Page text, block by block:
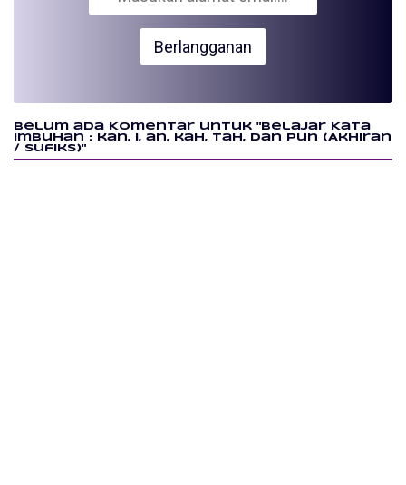
Belum ada Komentar untuk "Belajar Kata
Imbuhan : kan, i, an, kah, tah, dan pun (Akhiran
/ Sufiks)"